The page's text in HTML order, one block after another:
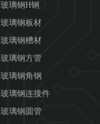
玻璃钢H钢
玻璃钢板材
玻璃钢槽材
玻璃钢方管
玻璃钢角钢
玻璃钢连接件
玻璃钢圆管